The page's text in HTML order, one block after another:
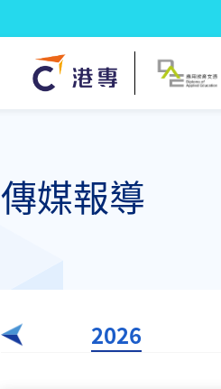
傳媒報導
2026